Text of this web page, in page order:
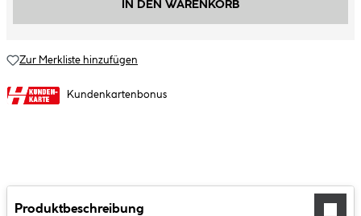
IN DEN WARENKORB
Zur Merkliste hinzufügen
Kundenkartenbonus
Produktbeschreibung